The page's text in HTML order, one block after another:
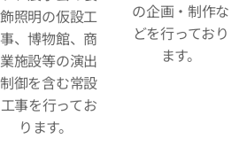
飾照明の仮設工
事、博物館、商
業施設等の演出
制御を含む常設
工事を行ってお
ります。
の企画・制作な
どを行っており
ます。